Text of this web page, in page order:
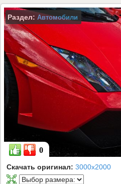
Раздел: Автомобили
0
Скачать оригинал: 3000x2000